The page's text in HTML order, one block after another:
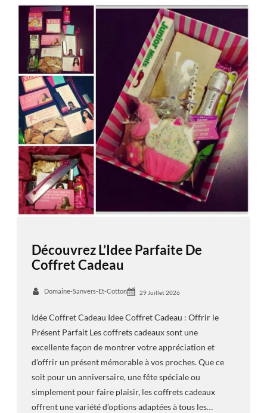
Découvrez L’Idee Parfaite De
Coffret Cadeau
Domaine-Sanvers-Et-Cotton 29 Juillet 2026
Idée Coffret Cadeau Idee Coffret Cadeau : Offrir le
Présent Parfait Les coffrets cadeaux sont une
excellente façon de montrer votre appréciation et
d’offrir un présent mémorable à vos proches. Que ce
soit pour un anniversaire, une fête spéciale ou
simplement pour faire plaisir, les coffrets cadeaux
offrent une variété d’options adaptées à tous les…